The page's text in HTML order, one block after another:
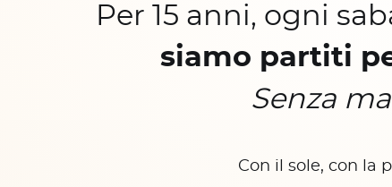
Per 15 anni, ogni
siamo partiti
Senza
Con il sole, con la